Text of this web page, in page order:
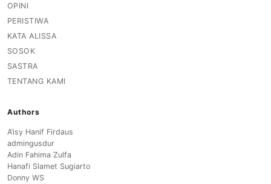
OPINI
PERISTIWA
KATA ALISSA
SOSOK
SASTRA
TENTANG KAMI
Authors
A’isy Hanif Firdaus
admingusdur
Adin Fahima Zulfa
Hanafi Slamet Sugiarto
Donny WS